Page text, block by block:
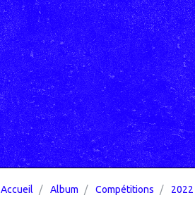
Accueil Album Compétitions 2022